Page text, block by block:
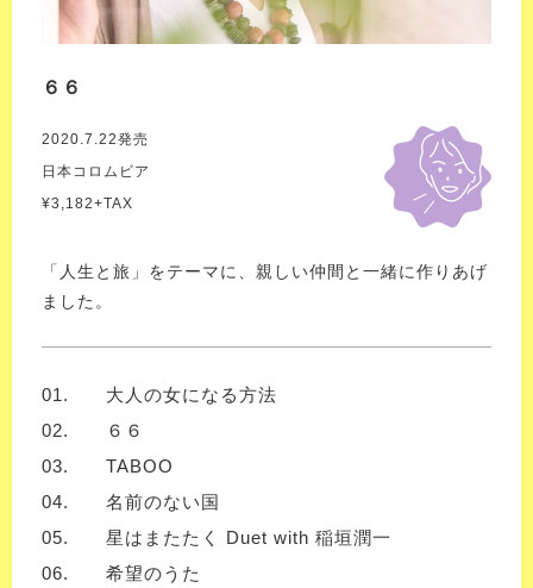
６６
2020.7.22発売
日本コロムビア
¥3,182+TAX
「人生と旅」をテーマに、親しい仲間と一緒に作りあげ
ました。
01.
大人の女になる方法
02.
６６
03.
TABOO
04.
名前のない国
05.
星はまたたく Duet with 稲垣潤一
06.
希望のうた